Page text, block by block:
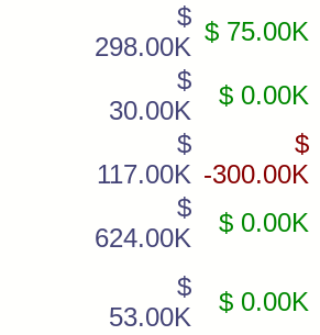
$
298.00K
$ 75.00K
$
30.00K
$ 0.00K
$
117.00K
$
-300.00K
$
624.00K
$ 0.00K
$
53.00K
$ 0.00K